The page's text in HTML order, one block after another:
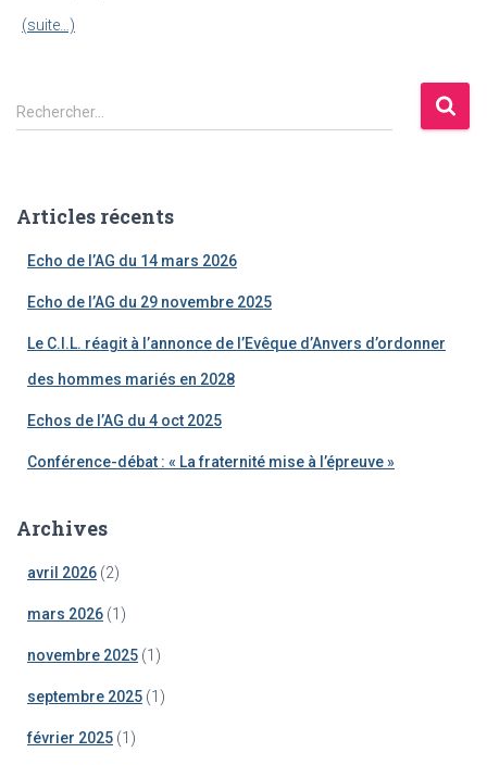
(suite…)
R
e
r
Rechercher…
Articles récents
Echo de l’AG du 14 mars 2026
Echo de l’AG du 29 novembre 2025
Le C.I.L. réagit à l’annonce de l’Evêque d’Anvers d’ordonner
des hommes mariés en 2028
Echos de l’AG du 4 oct 2025
Conférence-débat : « La fraternité mise à l’épreuve »
Archives
avril 2026 (2)
mars 2026 (1)
novembre 2025 (1)
septembre 2025 (1)
février 2025 (1)